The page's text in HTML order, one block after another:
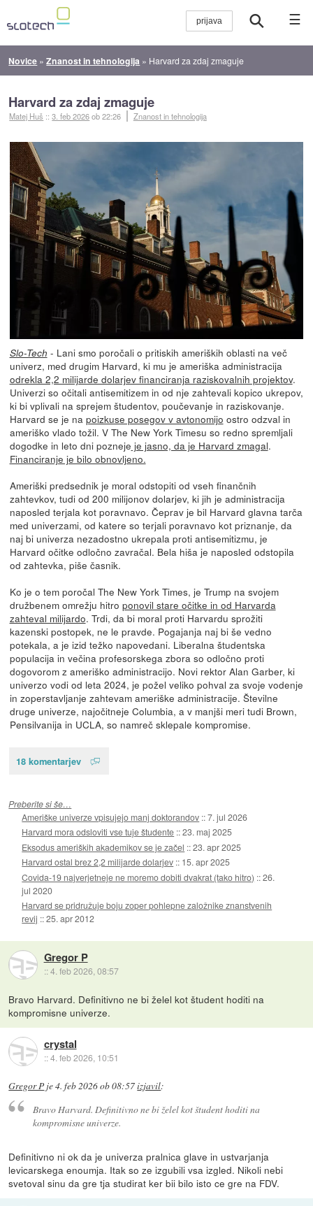
☰
Novice »Znanost in tehnologija » Harvard za zdaj zmaguje
Harvard za zdaj zmaguje
Matej Huš ::3. feb 2026ob 22:26 Znanost in tehnologija
Slo-Tech - Lani smo poročali o pritiskih ameriških oblasti na več
univerz, med drugim Harvard, ki mu je ameriška administracija
odrekla 2,2 milijarde dolarjev financiranja raziskovalnih projektov.
Univerzi so očitali antisemitizem in od nje zahtevali kopico ukrepov,
ki bi vplivali na sprejem študentov, poučevanje in raziskovanje.
Harvard se je na poizkuse posegov v avtonomijo ostro odzval in
ameriško vlado tožil. V The New York Timesu so redno spremljali
dogodke in leto dni pozneje je jasno, da je Harvard zmagal.
Financiranje je bilo obnovljeno.
Ameriški predsednik je moral odstopiti od vseh finančnih
zahtevkov, tudi od 200 milijonov dolarjev, ki jih je administracija
naposled terjala kot poravnavo. Čeprav je bil Harvard glavna tarča
med univerzami, od katere so terjali poravnavo kot priznanje, da
naj bi univerza nezadostno ukrepala proti antisemitizmu, je
Harvard očitke odločno zavračal. Bela hiša je naposled odstopila
od zahtevka, piše časnik.
Ko je o tem poročal The New York Times, je Trump na svojem
družbenem omrežju hitro ponovil stare očitke in od Harvarda
zahteval milijardo. Trdi, da bi moral proti Harvardu sprožiti
kazenski postopek, ne le pravde. Pogajanja naj bi še vedno
potekala, a je izid težko napovedani. Liberalna študentska
populacija in večina profesorskega zbora so odločno proti
dogovorom z ameriško administracijo. Novi rektor Alan Garber, ki
univerzo vodi od leta 2024, je požel veliko pohval za svoje vodenje
in zoperstavljanje zahtevam ameriške administracije. Številne
druge univerze, najočitneje Columbia, a v manjši meri tudi Brown,
Pensilvanija in UCLA, so namreč sklepale kompromise.
18 komentarjev
Preberite si še…
Ameriške univerze vpisujejo manj doktorandov ::7. jul 2026
Harvard mora odsloviti vse tuje študente ::23. maj 2025
Eksodus ameriških akademikov se je začel ::23. apr 2025
Harvard ostal brez 2,2 milijarde dolarjev :: 15. apr 2025
Covida-19 najverjetneje ne moremo dobiti dvakrat (tako hitro) ::26.
jul 2020
Harvard se pridružuje boju zoper pohlepne založnike znanstvenih
revij ::25. apr 2012
Gregor P
::4. feb 2026, 08:57
Bravo Harvard. Definitivno ne bi želel kot študent hoditi na
kompromisne univerze.
crystal
::4. feb 2026, 10:51
Gregor P je4. feb 2026 ob 08:57izjavil:
Bravo Harvard. Definitivno ne bi želel kot študent hoditi na
kompromisne univerze.
Definitivno ni ok da je univerza pralnica glave in ustvarjanja
levicarskega enoumja. Itak so ze izgubili vsa izgled. Nikoli nebi
svetoval sinu da gre tja studirat ker bii bilo isto ce gre na FDV.